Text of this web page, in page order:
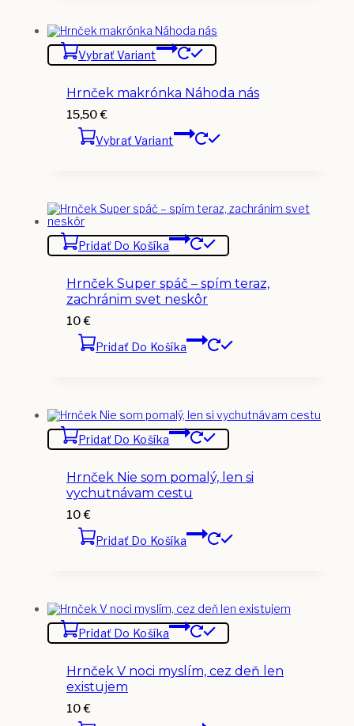
Vybrať Variant
Hrnček makrónka Náhoda nás
15,50€
Vybrať Variant
Pridať Do Košíka
Hrnček Super spáč – spím teraz,
zachránim svet neskôr
10€
Pridať Do Košíka
Pridať Do Košíka
Hrnček Nie som pomalý, len si
vychutnávam cestu
10€
Pridať Do Košíka
Pridať Do Košíka
Hrnček V noci myslím, cez deň len
existujem
10€